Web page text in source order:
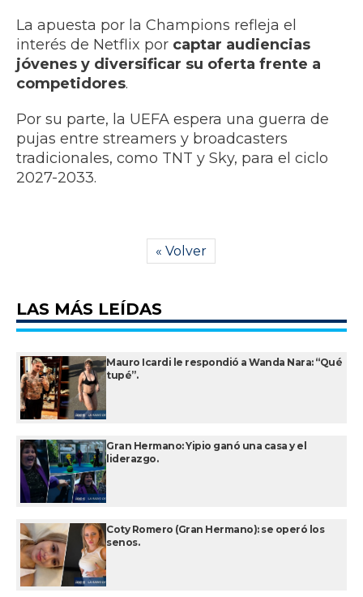
La apuesta por la Champions refleja el
interés de Netflix por captar audiencias
jóvenes y diversificar su oferta frente a
competidores.
Por su parte, la UEFA espera una guerra de
pujas entre streamers y broadcasters
tradicionales, como TNT y Sky, para el ciclo
2027-2033.
« Volver
LAS MÁS LEÍDAS
Mauro Icardi le respondió a Wanda Nara: “Qué
tupé”.
Gran Hermano: Yipio ganó una casa y el
liderazgo.
Coty Romero (Gran Hermano): se operó los
senos.